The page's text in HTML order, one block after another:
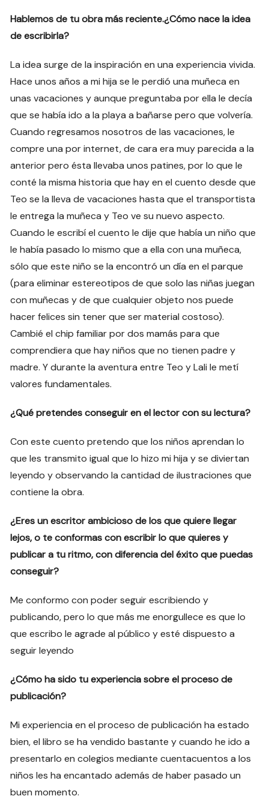
Hablemos de tu obra más reciente.¿Cómo nace la idea
de escribirla?
La idea surge de la inspiración en una experiencia vivida.
Hace unos años a mi hija se le perdió una muñeca en
unas vacaciones y aunque preguntaba por ella le decía
que se había ido a la playa a bañarse pero que volvería.
Cuando regresamos nosotros de las vacaciones, le
compre una por internet, de cara era muy parecida a la
anterior pero ésta llevaba unos patines, por lo que le
conté la misma historia que hay en el cuento desde que
Teo se la lleva de vacaciones hasta que el transportista
le entrega la muñeca y Teo ve su nuevo aspecto.
Cuando le escribí el cuento le dije que había un niño que
le había pasado lo mismo que a ella con una muñeca,
sólo que este niño se la encontró un día en el parque
(para eliminar estereotipos de que solo las niñas juegan
con muñecas y de que cualquier objeto nos puede
hacer felices sin tener que ser material costoso).
Cambié el chip familiar por dos mamás para que
comprendiera que hay niños que no tienen padre y
madre. Y durante la aventura entre Teo y Lali le metí
valores fundamentales.
¿Qué pretendes conseguir en el lector con su lectura?
Con este cuento pretendo que los niños aprendan lo
que les transmito igual que lo hizo mi hija y se diviertan
leyendo y observando la cantidad de ilustraciones que
contiene la obra.
¿Eres un escritor ambicioso de los que quiere llegar
lejos, o te conformas con escribir lo que quieres y
publicar a tu ritmo, con diferencia del éxito que puedas
conseguir?
Me conformo con poder seguir escribiendo y
publicando, pero lo que más me enorgullece es que lo
que escribo le agrade al público y esté dispuesto a
seguir leyendo
¿Cómo ha sido tu experiencia sobre el proceso de
publicación?
Mi experiencia en el proceso de publicación ha estado
bien, el libro se ha vendido bastante y cuando he ido a
presentarlo en colegios mediante cuentacuentos a los
niños les ha encantado además de haber pasado un
buen momento.